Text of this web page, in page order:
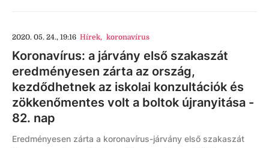
2020. 05. 24., 19:16 Hírek, koronavírus
Koronavírus: a járvány első szakaszát
eredményesen zárta az ország,
kezdődhetnek az iskolai konzultációk és
zökkenőmentes volt a boltok újranyitása -
82. nap
Eredményesen zárta a koronavírus-járvány első szakaszát